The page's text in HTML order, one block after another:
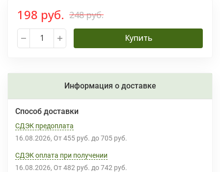
198 руб. 248 руб.
Купить
Информация о доставке
Способ доставки
СДЭК предоплата
16.08.2026 От 455 руб. до 705 руб.
СДЭК оплата при получении
16.08.2026 От 482 руб. до 742 руб.